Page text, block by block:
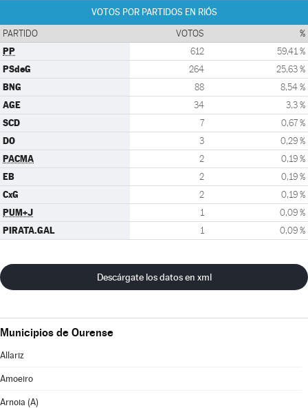
VOTOS POR PARTIDOS EN RIÓS
PARTIDO VOTOS %
PP 612 59,41 %
PSdeG 264 25,63 %
BNG 88 8,54 %
AGE 34 3,3 %
SCD 7 0,67 %
DO 3 0,29 %
PACMA 2 0,19 %
EB 2 0,19 %
CxG 2 0,19 %
PUM+J 1 0,09 %
PIRATA.GAL 1 0,09 %
Descárgate los datos en xml
Municipios de Ourense
Allariz
Amoeiro
Arnoia (A)